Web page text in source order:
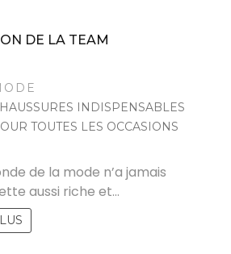
DE LA TEAM
INDISPENSABLES
TOUTES LES OCCASIONS
de la mode n’a jamais
aussi riche et…